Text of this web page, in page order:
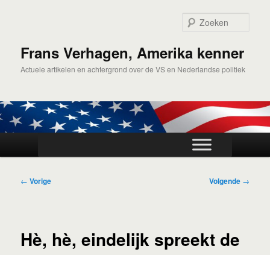
inhoudFrans Verhagen, Amerika kenner
Actuele artikelen en achtergrond over de VS en Nederlandse politiek
Bericht
← Vorige Volgende →
Hè, hè, eindelijk spreekt de